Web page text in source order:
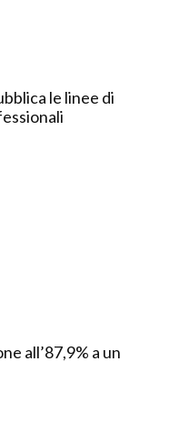
le linee di
all’87,9% a un